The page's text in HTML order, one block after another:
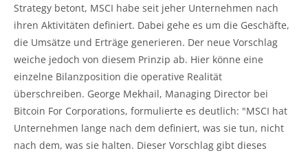
Strategy betont, MSCI habe seit jeher Unternehmen nach
ihren Aktivitäten definiert. Dabei gehe es um die Geschäfte,
die Umsätze und Erträge generieren. Der neue Vorschlag
weiche jedoch von diesem Prinzip ab. Hier könne eine
einzelne Bilanzposition die operative Realität
überschreiben. George Mekhail, Managing Director bei
Bitcoin For Corporations, formulierte es deutlich: "MSCI hat
Unternehmen lange nach dem definiert, was sie tun, nicht
nach dem, was sie halten. Dieser Vorschlag gibt dieses